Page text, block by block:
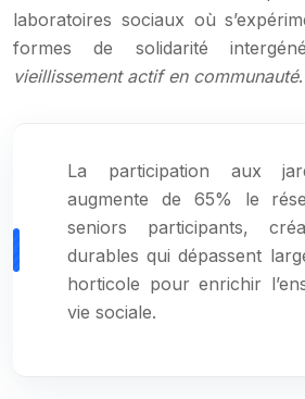
laboratoires sociaux où
formes de solidarité
vieillissement actif en communauté.
La participation aux
augmente de 65% le
seniors participants,
durables qui dépassent
horticole pour enrichir
vie sociale.